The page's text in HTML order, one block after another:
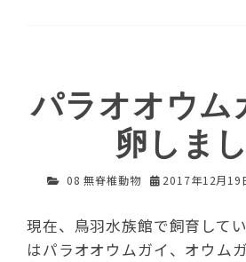
パラオオウム
卵しま
08 無脊椎動物 2017年12月19
現在、鳥羽水族館で飼育して
はパラオオウムガイ、オウム